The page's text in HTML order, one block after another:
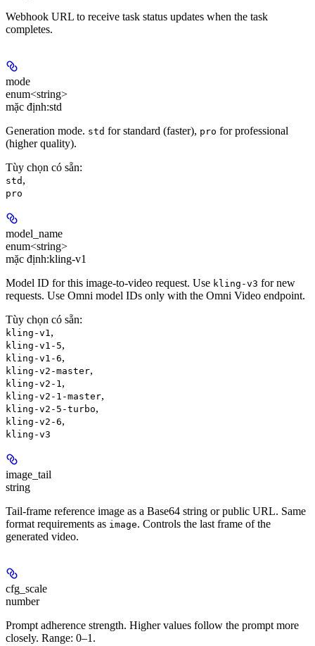
Webhook URL to receive task status updates when the task
completes.
mode
enum<string>
mặc định:std
Generation mode. std for standard (faster), pro for professional
(higher quality).
Tùy chọn có sẵn:
std ,
pro
model_name
enum<string>
mặc định:kling-v1
Model ID for this image-to-video request. Use kling-v3 for new
requests. Use Omni model IDs only with the Omni Video endpoint.
Tùy chọn có sẵn:
kling-v1,
kling-v1-5,
kling-v1-6,
kling-v2-master,
kling-v2-1,
kling-v2-1-master,
kling-v2-5-turbo,
kling-v2-6,
kling-v3
image_tail
string
Tail-frame reference image as a Base64 string or public URL. Same
format requirements as image. Controls the last frame of the
generated video.
cfg_scale
number
Prompt adherence strength. Higher values follow the prompt more
closely. Range: 0–1.